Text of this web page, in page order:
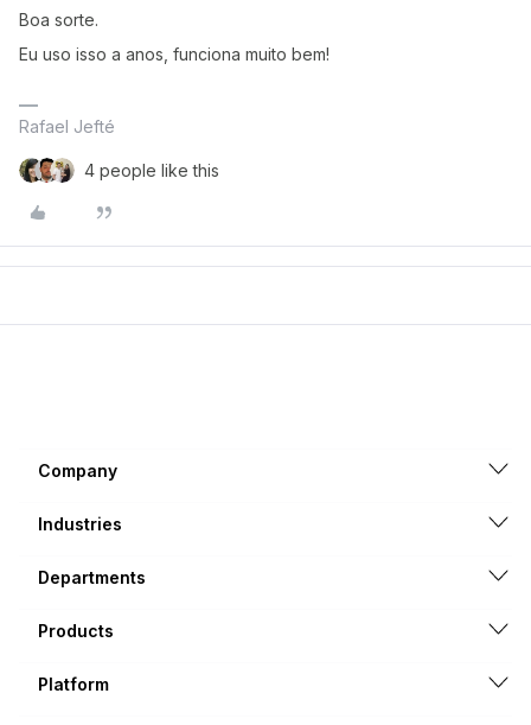
Boa sorte.
Eu uso isso a anos, funciona muito bem!
Rafael Jefté
4 people like this
Company
Industries
Departments
Products
Platform